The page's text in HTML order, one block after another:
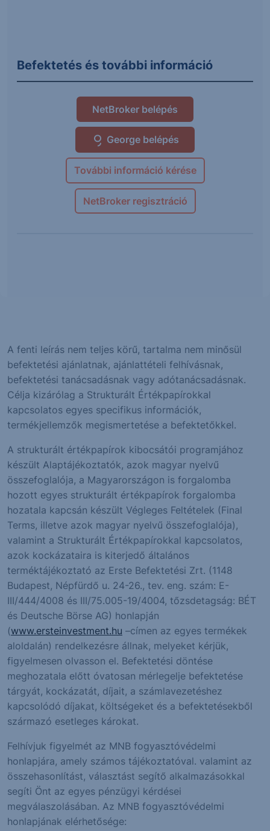
Befektetés és további információ
NetBroker belépés
George belépés
További információ kérése
NetBroker regisztráció
A fenti leírás nem teljes körű, tartalma nem minősül
befektetési ajánlatnak, ajánlattételi felhívásnak,
befektetési tanácsadásnak vagy adótanácsadásnak.
Célja kizárólag a Strukturált Értékpapírokkal
kapcsolatos egyes specifikus információk,
termékjellemzők megismertetése a befektetőkkel.
A strukturált értékpapírok kibocsátói programjához
készült Alaptájékoztatók, azok magyar nyelvű
összefoglalója, a Magyarországon is forgalomba
hozott egyes strukturált értékpapírok forgalomba
hozatala kapcsán készült Végleges Feltételek (Final
Terms, illetve azok magyar nyelvű összefoglalója),
valamint a Strukturált Értékpapírokkal kapcsolatos,
azok kockázataira is kiterjedő általános
terméktájékoztató az Erste Befektetési Zrt. (1148
Budapest, Népfürdő u. 24-26., tev. eng. szám: E-
III/444/4008 és III/75.005-19/4004, tőzsdetagság: BÉT
és Deutsche Börse AG) honlapján
(www.ersteinvestment.hu –címen az egyes termékek
aloldalán) rendelkezésre állnak, melyeket kérjük,
figyelmesen olvasson el. Befektetési döntése
meghozatala előtt óvatosan mérlegelje befektetése
tárgyát, kockázatát, díjait, a számlavezetéshez
kapcsolódó díjakat, költségeket és a befektetésekből
származó esetleges károkat.
Felhívjuk figyelmét az MNB fogyasztóvédelmi
honlapjára, amely számos tájékoztatóval. valamint az
összehasonlítást, választást segítő alkalmazásokkal
segíti Önt az egyes pénzügyi kérdései
megválaszolásában. Az MNB fogyasztóvédelmi
honlapjának elérhetősége: